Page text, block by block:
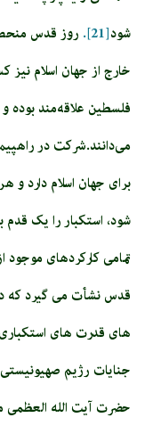
شود[21].
روز قدس
خارج از جهان اسلام
فلسطین علاقه‌مند بوده
می‌دانند. شرکت در
برای جهان اسلام دارد و
شود، استکبار را یک
تمامی کارکردهای موجود
قدس نشأت می گیرد که در
های قدرت های
جنایات رژیم
حضرت آیت الله العظمی